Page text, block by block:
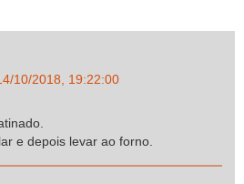
10/2018, 19:22:00
e depois levar ao forno.